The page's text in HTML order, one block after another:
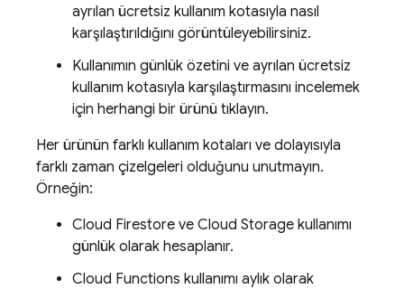
ayrılan ücretsiz kullanım kotasıyla nasıl
karşılaştırıldığını görüntüleyebilirsiniz.
Kullanımın günlük özetini ve ayrılan ücretsiz
kullanım kotasıyla karşılaştırmasını incelemek
için herhangi bir ürünü tıklayın.
Her ürünün farklı kullanım kotaları ve dolayısıyla
farklı zaman çizelgeleri olduğunu unutmayın.
Örneğin:
Cloud Firestore ve Cloud Storage kullanımı
günlük olarak hesaplanır.
Cloud Functions kullanımı aylık olarak